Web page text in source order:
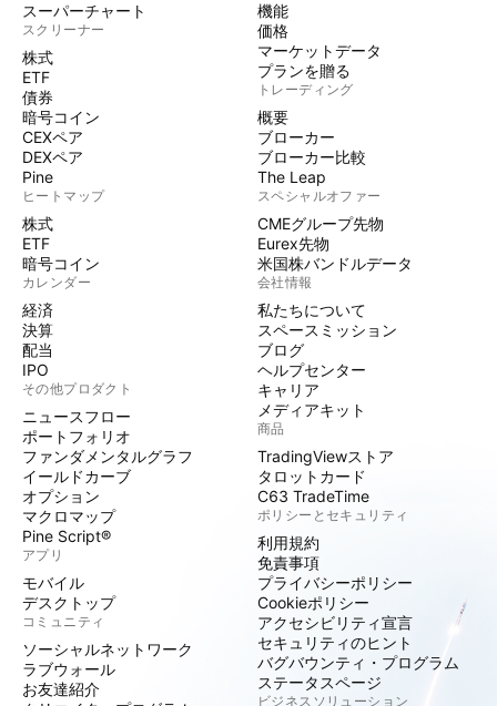
スーパーチャート
スクリーナー
株式
ETF
債券
暗号コイン
CEXペア
DEXペア
Pine
ヒートマップ
株式
ETF
暗号コイン
カレンダー
経済
決算
配当
IPO
その他プロダクト
ニュースフロー
ポートフォリオ
ファンダメンタルグラフ
イールドカーブ
オプション
マクロマップ
Pine Script®
アプリ
モバイル
デスクトップ
コミュニティ
ソーシャルネットワーク
ラブウォール
お友達紹介
機能
価格
マーケットデータ
プランを贈る
トレーディング
概要
ブローカー
ブローカー比較
The Leap
スペシャルオファー
CMEグループ先物
Eurex先物
米国株バンドルデータ
会社情報
私たちについて
スペースミッション
ブログ
ヘルプセンター
キャリア
メディアキット
商品
TradingViewストア
タロットカード
C63 TradeTime
ポリシーとセキュリティ
利用規約
免責事項
プライバシーポリシー
Cookieポリシー
アクセシビリティ宣言
セキュリティのヒント
バグバウンティ・プログラム
ステータスページ
ビジネスソリューション